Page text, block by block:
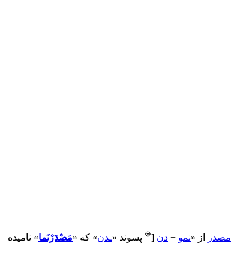
مصدر از «نمو + دن [
※ پسوند «ـدن» که «مَصْدَرْنَما» نامیده